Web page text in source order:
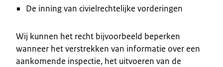
De inning van civielrechtelijke vorderingen
Wij kunnen het recht bijvoorbeeld beperken
wanneer het verstrekken van informatie over een
aankomende inspectie, het uitvoeren van de